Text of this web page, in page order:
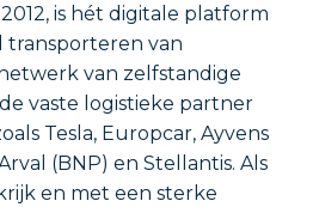
is hét digitale platform
transporteren van
van zelfstandige
vaste logistieke partner
Tesla, Europcar, Ayvens
(BNP) en Stellantis. Als
en met een sterke